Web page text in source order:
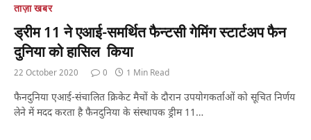
ताज़ा खबर
ड्रीम 11 ने एआई-समर्थित फैन्टसी गेमिंग स्टार्टअप फैन
दुनिया को हासिल किया
22 October 2020 0 1 Min Read
फैनदुनिया एआई-संचालित क्रिकेट मैचों के दौरान उपयोगकर्ताओं को सूचित निर्णय
लेने में मदद करता है फैनदुनिया के संस्थापक ड्रीम 11…